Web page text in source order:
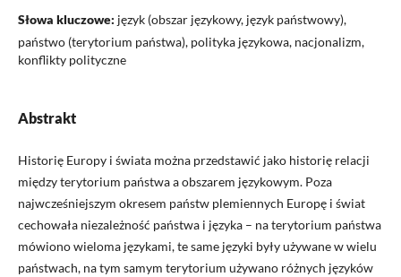
Słowa kluczowe: język (obszar językowy, język państwowy),
państwo (terytorium państwa), polityka językowa, nacjonalizm,
konflikty polityczne
Abstrakt
Historię Europy i świata można przedstawić jako historię relacji
między terytorium państwa a obszarem językowym. Poza
najwcześniejszym okresem państw plemiennych Europę i świat
cechowała niezależność państwa i języka – na terytorium państwa
mówiono wieloma językami, te same języki były używane w wielu
państwach, na tym samym terytorium używano różnych języków